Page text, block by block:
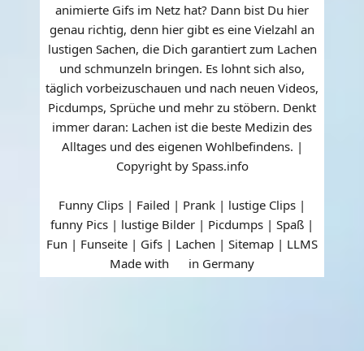
animierte Gifs im Netz hat? Dann bist Du hier
genau richtig, denn hier gibt es eine Vielzahl an
lustigen Sachen, die Dich garantiert zum Lachen
und schmunzeln bringen. Es lohnt sich also,
täglich vorbeizuschauen und nach neuen Videos,
Picdumps, Sprüche und mehr zu stöbern. Denkt
immer daran: Lachen ist die beste Medizin des
Alltages und des eigenen Wohlbefindens. |
Copyright by Spass.info
Funny Clips | Failed | Prank | lustige Clips |
funny Pics | lustige Bilder | Picdumps | Spaß |
Fun | Funseite | Gifs | Lachen | Sitemap | LLMS
Made with
in Germany